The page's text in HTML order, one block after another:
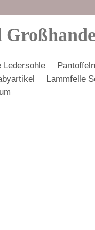
Ledersohle
Pantoffeln
Lammfelle